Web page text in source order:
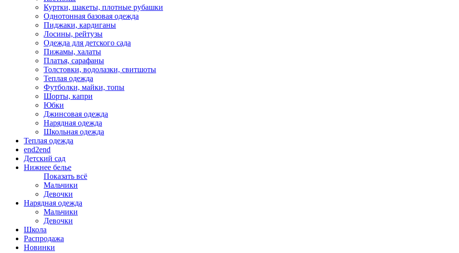
Куртки, шакеты, плотные рубашки
Однотонная базовая одежда
Пиджаки, кардиганы
Лосины, рейтузы
Одежда для детского сада
Пижамы, халаты
Платья, сарафаны
Толстовки, водолазки, свитшоты
Теплая одежда
Футболки, майки, топы
Шорты, капри
Юбки
Джинсовая одежда
Нарядная одежда
Школьная одежда
Теплая одежда
end2end
Детский сад
Нижнее белье
Показать всё
Мальчики
Девочки
Нарядная одежда
Мальчики
Девочки
Школа
Распродажа
Новинки